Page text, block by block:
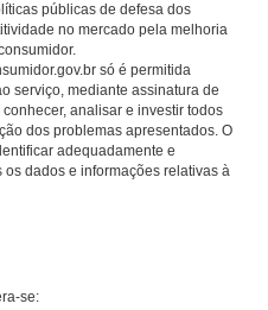
públicas de defesa dos
no mercado pela melhoria
só é permitida
serviço, mediante assinatura de
analisar e investir todos
dos problemas apresentados. O
adequadamente e
dados e informações relativas à
se: